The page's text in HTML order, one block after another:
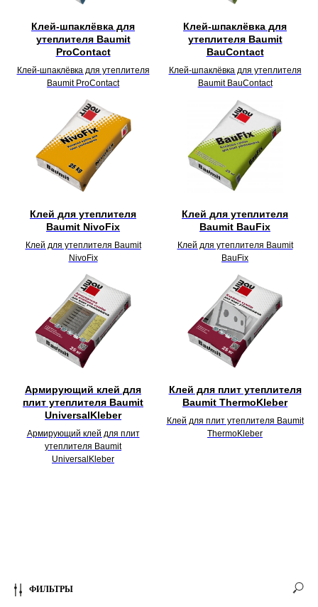
Клей-шпаклёвка для
утеплителя Baumit
ProContact
Клей-шпаклёвка для утеплителя
Baumit ProContact
Клей-шпаклёвка для
утеплителя Baumit
BauContact
Клей-шпаклёвка для утеплителя
Baumit BauContact
Клей для утеплителя
Baumit NivoFix
Клей для утеплителя Baumit
NivoFix
Клей для утеплителя
Baumit BauFix
Клей для утеплителя Baumit
BauFix
Армирующий клей для
плит утеплителя Baumit
UniversalKleber
Армирующий клей для плит
утеплителя Baumit
UniversalKleber
Клей для плит утеплителя
Baumit ThermoKleber
Клей для плит утеплителя Baumit
ThermoKleber
ФИЛЬТРЫ